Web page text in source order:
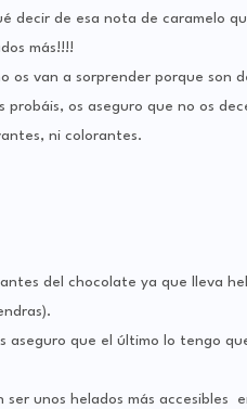
decir de esa nota de caramelo
más!!!!
os van a sorprender porque son
os aseguro que no os
ni colorantes.
del chocolate ya que lleva
aseguro que el último lo tengo
unos helados más accesibles